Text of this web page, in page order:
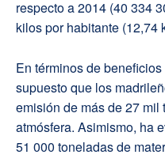
respecto a 2014 (40 334
kilos por habitante (12,74
En términos de
supuesto que los
emisión de más de 27
atmósfera. Asimismo, ha
51 000 toneladas de